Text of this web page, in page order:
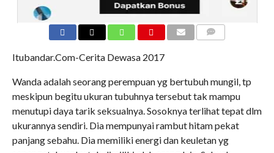
Itubandar.Com-Cerita Dewasa 2017
Wanda adalah seorang perempuan yg bertubuh mungil, tp
meskipun begitu ukuran tubuhnya tersebut tak mampu
menutupi daya tarik seksualnya. Sosoknya terlihat tepat dlm
ukurannya sendiri. Dia mempunyai rambut hitam pekat
panjang sebahu. Dia memiliki energi dan keuletan yg